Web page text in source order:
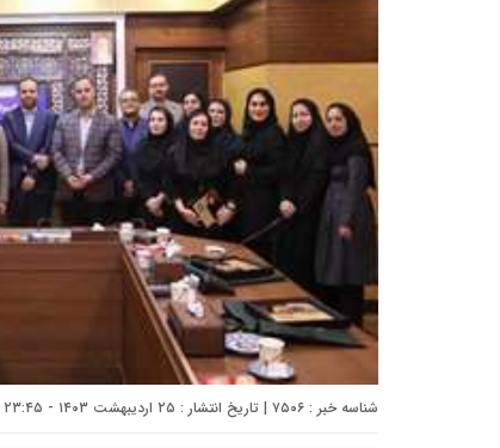
شناسه خبر : ۷۵۰۶ | تاریخ انتشار : ۲۵ اردیبهشت ۱۴۰۳ - ۲۳:۴۵ | تعداد دیدگاه :